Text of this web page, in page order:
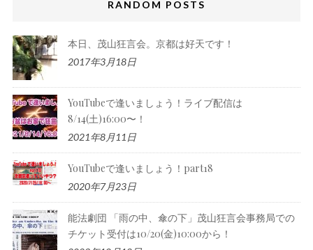
RANDOM POSTS
本日、茂山狂言会。京都は好天です！
2017年3月18日
YouTubeで逢いましょう！ライブ配信は
8/14(土)16:00〜！
2021年8月11日
YouTubeで逢いましょう！part18
2020年7月23日
能法劇団 「雨の中、傘の下」茂山狂言会事務局での
チケット受付は10/20(金)10:00から！